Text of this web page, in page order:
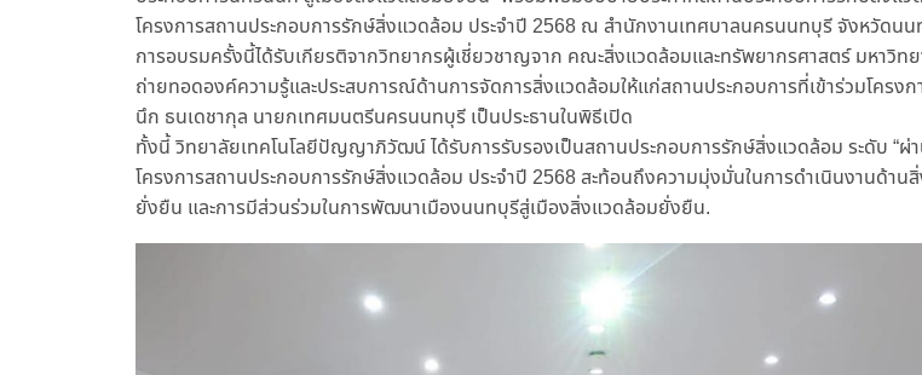
โครงการสถานประกอบการรักษ์สิ่งแวดล้อม ประจำปี 2568 ณ สำนักงานเทศบาลนครนนทบุรี จังหวัดน
การอบรมครั้งนี้ได้รับเกียรติจากวิทยากรผู้เชี่ยวชาญจาก คณะสิ่งแวดล้อมและทรัพยากรศาสตร์ มหาวิท
ถ่ายทอดองค์ความรู้และประสบการณ์ด้านการจัดการสิ่งแวดล้อมให้แก่สถานประกอบการที่เข้าร่วมโครง
นึก ธนเดชากุล นายกเทศมนตรีนครนนทบุรี เป็นประธานในพิธีเปิด
ทั้งนี้ วิทยาลัยเทคโนโลยีปัญญาภิวัฒน์ ได้รับการรับรองเป็นสถานประกอบการรักษ์สิ่งแวดล้อม ระดับ “ผ่
โครงการสถานประกอบการรักษ์สิ่งแวดล้อม ประจำปี 2568 สะท้อนถึงความมุ่งมั่นในการดำเนินงานด้าน
ยั่งยืน และการมีส่วนร่วมในการพัฒนาเมืองนนทบุรีสู่เมืองสิ่งแวดล้อมยั่งยืน.